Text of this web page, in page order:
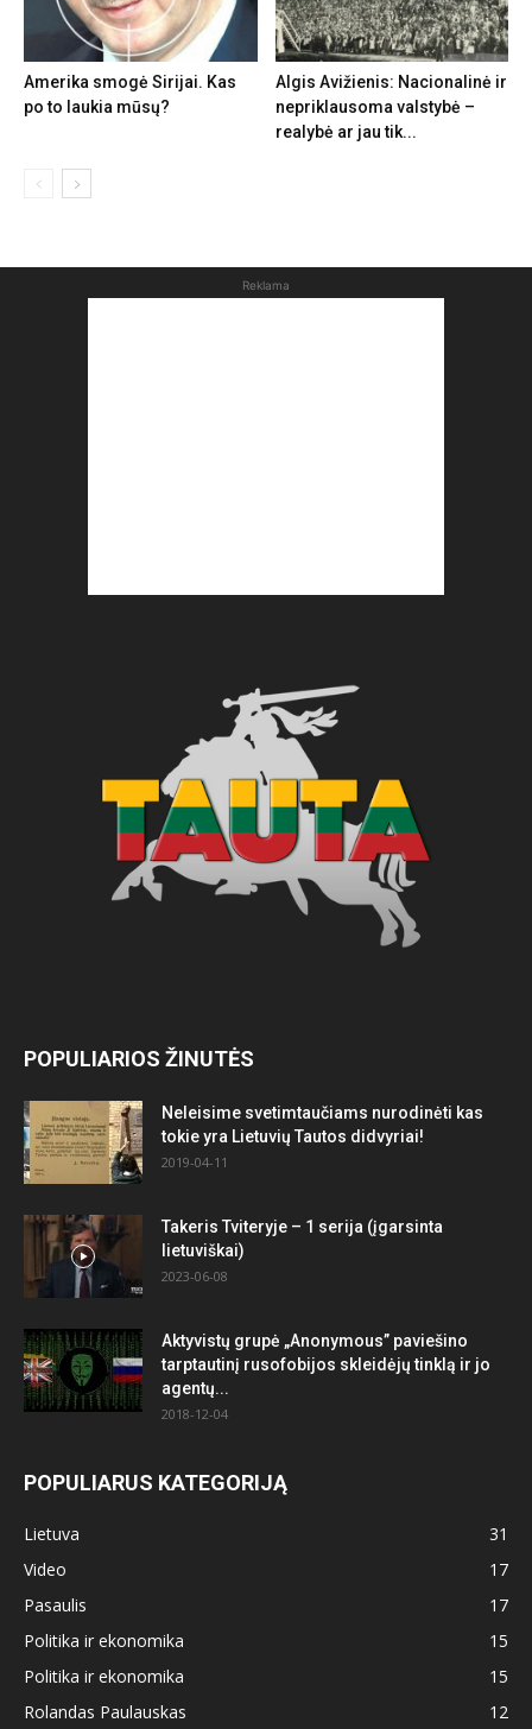
Amerika smogė Sirijai. Kas
po to laukia mūsų?
Algis Avižienis: Nacionalinė ir
nepriklausoma valstybė –
realybė ar jau tik...
Reklama
POPULIARIOS ŽINUTĖS
Neleisime svetimtaučiams nurodinėti kas
tokie yra Lietuvių Tautos didvyriai!
2019-04-11
Takeris Tviteryje – 1 serija (įgarsinta
lietuviškai)
2023-06-08
Aktyvistų grupė „Anonymous” paviešino
tarptautinį rusofobijos skleidėjų tinklą ir jo
agentų...
2018-12-04
POPULIARUS KATEGORIJĄ
Lietuva
31
Video
17
Pasaulis
17
Politika ir ekonomika
15
Politika ir ekonomika
15
Rolandas Paulauskas
12